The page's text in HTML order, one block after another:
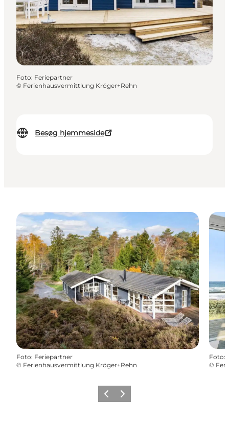
Besøg hjemmeside
Foto: Feriepartner
© Ferienhausvermittlung Kröger+Rehn
Foto: Feriepartner
© Ferienhausvermittlung Kröger+Rehn
Foto:
©
ForrigeNæste